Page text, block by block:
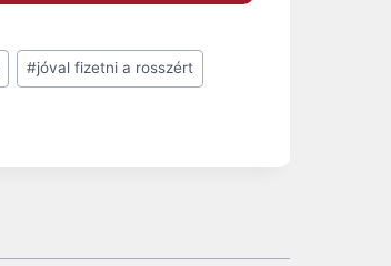
#jóval fizetni a rosszért